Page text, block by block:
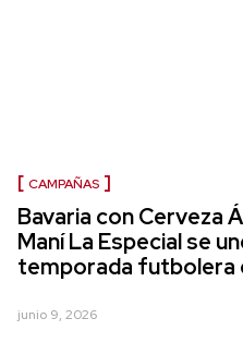
CAMPAÑAS
Bavaria con Cerveza
Maní La Especial se
temporada futbolera
junio 9, 2026